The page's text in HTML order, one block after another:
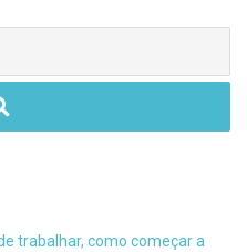
trabalhar, como começar a